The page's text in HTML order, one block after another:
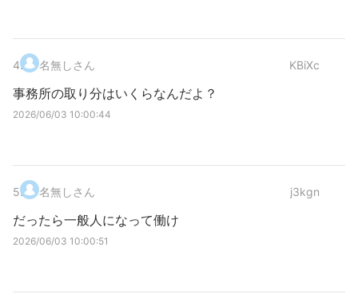
4. 名無しさん KBiXc
事務所の取り分はいくらなんだよ？
2026/06/03 10:00:44
5. 名無しさん j3kgn
だったら一般人になって働け
2026/06/03 10:00:51